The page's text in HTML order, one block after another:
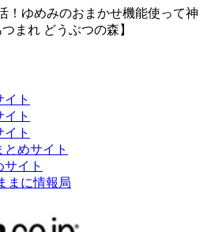
！ゆめみのおまかせ機能使って神
まれ どうぶつの森】
イト
イト
イト
とめサイト
サイト
まに情報局